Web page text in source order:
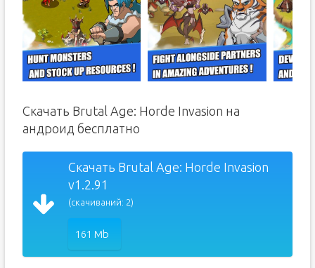
Скачать Brutal Age: Horde Invasion на
андроид бесплатно
Скачать Brutal Age: Horde Invasion
v1.2.91
(скачиваний: 2)
161 Mb